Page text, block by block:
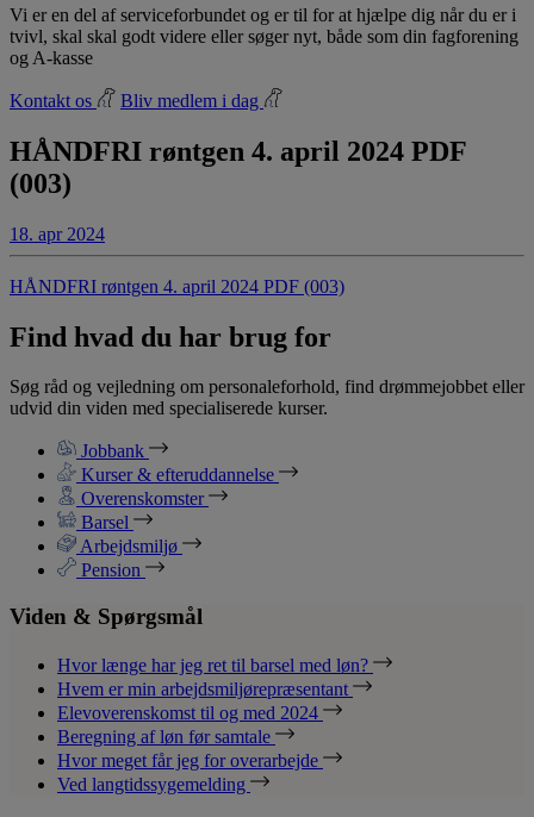
Vi er en del af serviceforbundet og er til for at hjælpe dig når du er i
tvivl, skal skal godt videre eller søger nyt, både som din fagforening
og A-kasse
Kontakt os Bliv medlem i dag
HÅNDFRI røntgen 4. april 2024 PDF
(003)
18. apr 2024
HÅNDFRI røntgen 4. april 2024 PDF (003)
Find hvad du har brug for
Søg råd og vejledning om personaleforhold, find drømmejobbet eller
udvid din viden med specialiserede kurser.
Jobbank
Kurser & efteruddannelse
Overenskomster
Barsel
Arbejdsmiljø
Pension
Viden & Spørgsmål
Hvor længe har jeg ret til barsel med løn?
Hvem er min arbejdsmiljørepræsentant
Elevoverenskomst til og med 2024
Beregning af løn før samtale
Hvor meget får jeg for overarbejde
Ved langtidssygemelding